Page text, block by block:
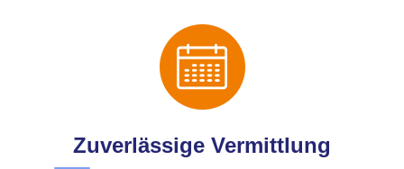
Zuverlässige Vermittlung